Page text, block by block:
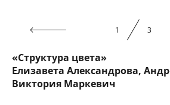
1 3
«Структура цвета»
Елизавета Александрова,
Виктория Маркевич